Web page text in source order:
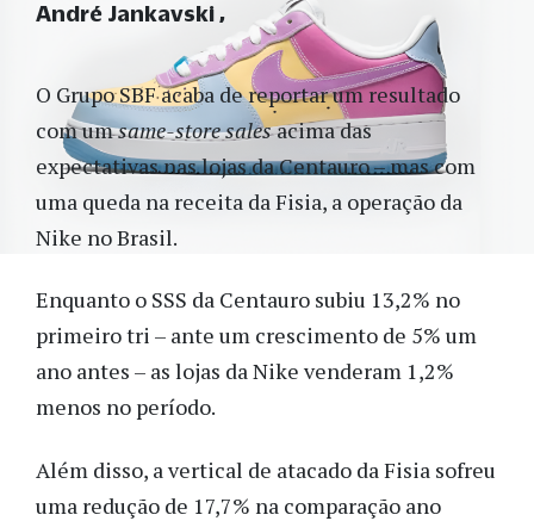
O Grupo SBF acaba de reportar um resultado
com umsame-store salesacima das
expectativas nas lojas da Centauro – mas com
uma queda na receita da Fisia, a operação da
Nike no Brasil.
Enquanto o SSS da Centauro subiu 13,2% no
primeiro tri – ante um crescimento de 5% um
ano antes – as lojas da Nike venderam 1,2%
menos no período.
Além disso, a vertical de atacado da Fisia sofreu
uma redução de 17,7% na comparação ano
André Jankavski